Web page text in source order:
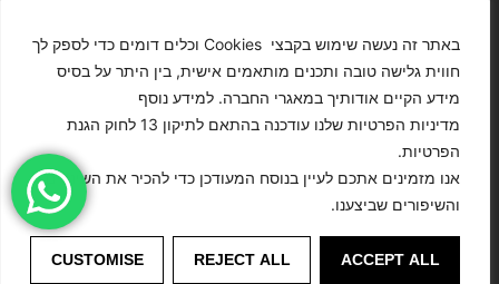
באתר זה נעשה שימוש בקבצי Cookies וכלים דומים כדי לספק לך
חווית גלישה טובה ותכנים מותאמים אישית, בין היתר על בסיס
מידע הקיים אודותיך במאגרי החברה. למידע נוסף
מדיניות הפרטיות שלנו עודכנה בהתאם לתיקון 13 לחוק הגנת
הפרטיות.
אנו מזמינים אתכם לעיין בנוסח המעודכן כדי להכיר את השינויים
והשיפורים שביצענו.
CUSTOMISE REJECT ALL ACCEPT ALL
Presented On
This Website
Have Been
Digitally
Enhanced Or
Modified.
MODELS
הזכויות שמורות
הפרטיות
הצהרת נגישות